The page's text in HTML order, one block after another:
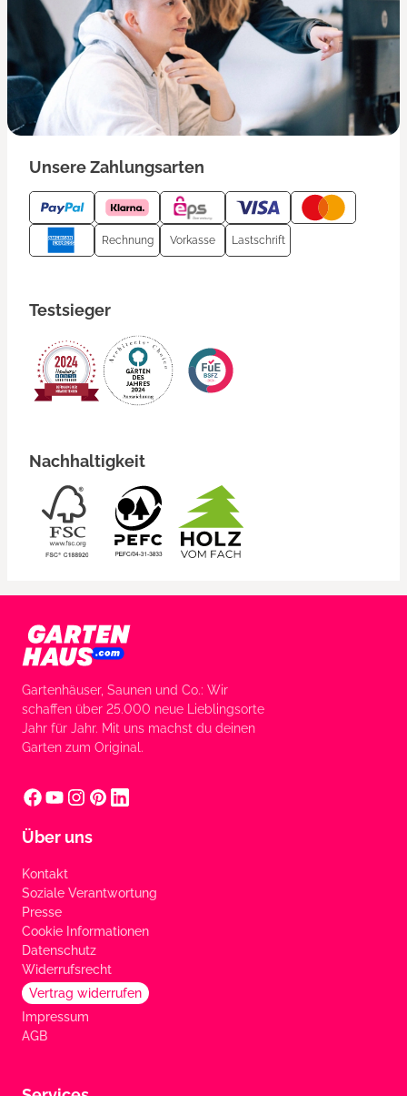
Unsere Zahlungsarten
Rechnung Vorkasse Lastschrift
Testsieger
Nachhaltigkeit
Gartenhäuser, Saunen und Co.: Wir
schaffen über 25.000 neue Lieblingsorte
Jahr für Jahr. Mit uns machst du deinen
Garten zum Original.
Über uns
Kontakt
Soziale Verantwortung
Presse
Cookie Informationen
Datenschutz
Widerrufsrecht
Vertrag widerrufen
Impressum
AGB